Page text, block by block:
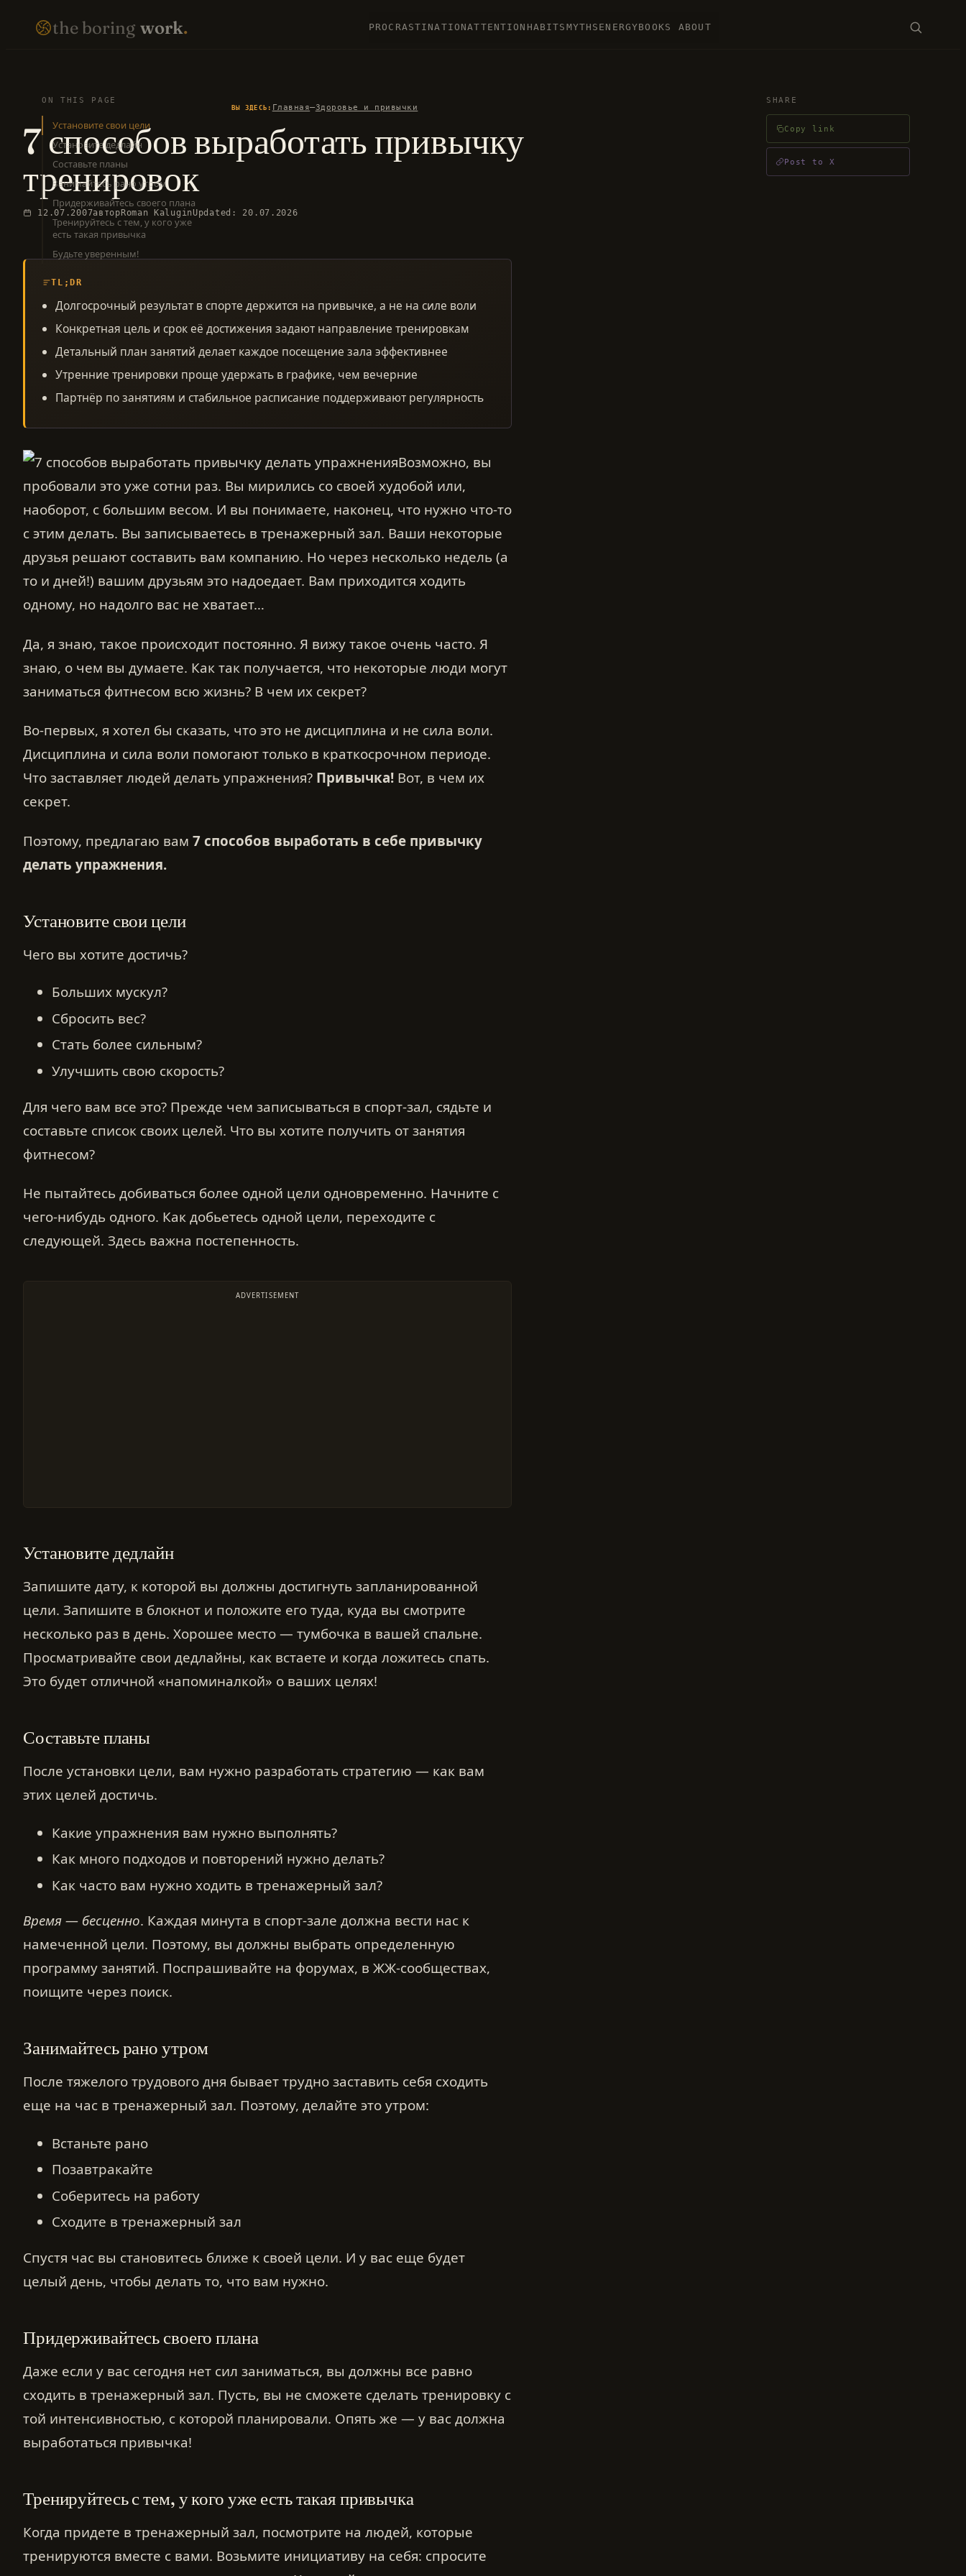
ПерейтиTHE BORING WORK · SELF-IMPROVEMENT THAT COMPOUNDS · EST. 2007 · NO FIREWORKS ·
the boring work. PROCRASTINATIONATTENTION HABITS MYTHS ENERGYBOOKS ABOUT
RU LIBRARY
ВЫ ЗДЕСЬ: Главная—Здоровье и привычки
7 способов выработать привычку
тренировок
12.07.2007автор Roman Kalugin Updated: 20.07.2026
TL;DR
Долгосрочный результат в спорте держится на привычке, а не на силе воли
Конкретная цель и срок её достижения задают направление тренировкам
Детальный план занятий делает каждое посещение зала эффективнее
Утренние тренировки проще удержать в графике, чем вечерние
Партнёр по занятиям и стабильное расписание поддерживают регулярность
Возможно, вы
пробовали это уже сотни раз. Вы мирились со своей худобой или,
наоборот, с большим весом. И вы понимаете, наконец, что нужно что-то
с этим делать. Вы записываетесь в тренажерный зал. Ваши некоторые
друзья решают составить вам компанию. Но через несколько недель (а
то и дней!) вашим друзьям это надоедает. Вам приходится ходить
одному, но надолго вас не хватает…
Да, я знаю, такое происходит постоянно. Я вижу такое очень часто. Я
знаю, о чем вы думаете. Как так получается, что некоторые люди могут
заниматься фитнесом всю жизнь? В чем их секрет?
Во-первых, я хотел бы сказать, что это не дисциплина и не сила воли.
Дисциплина и сила воли помогают только в краткосрочном периоде.
Что заставляет людей делать упражнения? Привычка! Вот, в чем их
секрет.
Поэтому, предлагаю вам 7 способов выработать в себе привычку
делать упражнения.
Установите свои цели
Чего вы хотите достичь?
Больших мускул?
Сбросить вес?
Стать более сильным?
Улучшить свою скорость?
Для чего вам все это? Прежде чем записываться в спорт-зал, сядьте и
составьте список своих целей. Что вы хотите получить от занятия
фитнесом?
Не пытайтесь добиваться более одной цели одновременно. Начните с
чего-нибудь одного. Как добьетесь одной цели, переходите с
следующей. Здесь важна постепенность.
ADVERTISEMENT
Установите дедлайн
Запишите дату, к которой вы должны достигнуть запланированной
цели. Запишите в блокнот и положите его туда, куда вы смотрите
несколько раз в день. Хорошее место — тумбочка в вашей спальне.
Просматривайте свои дедлайны, как встаете и когда ложитесь спать.
Это будет отличной «напоминалкой» о ваших целях!
Составьте планы
После установки цели, вам нужно разработать стратегию — как вам
этих целей достичь.
Какие упражнения вам нужно выполнять?
Как много подходов и повторений нужно делать?
Как часто вам нужно ходить в тренажерный зал?
Время — бесценно. Каждая минута в спорт-зале должна вести нас к
намеченной цели. Поэтому, вы должны выбрать определенную
программу занятий. Поспрашивайте на форумах, в ЖЖ-сообществах,
поищите через поиск.
Занимайтесь рано утром
После тяжелого трудового дня бывает трудно заставить себя сходить
еще на час в тренажерный зал. Поэтому, делайте это утром:
Встаньте рано
Позавтракайте
Соберитесь на работу
Сходите в тренажерный зал
Спустя час вы становитесь ближе к своей цели. И у вас еще будет
целый день, чтобы делать то, что вам нужно.
Придерживайтесь своего плана
Даже если у вас сегодня нет сил заниматься, вы должны все равно
сходить в тренажерный зал. Пусть, вы не сможете сделать тренировку с
той интенсивностью, с которой планировали. Опять же — у вас должна
выработаться привычка!
Тренируйтесь с тем, у кого уже есть такая привычка
Когда придете в тренажерный зал, посмотрите на людей, которые
тренируются вместе с вами. Возьмите инициативу на себя: спросите
ON THIS PAGE
Установите свои цели
Установите дедлайн
Составьте планы
Занимайтесь рано утром
Придерживайтесь своего плана
Тренируйтесь с тем, у кого уже
есть такая привычка
Будьте уверенным!
SHARE
Copy link
Post to X